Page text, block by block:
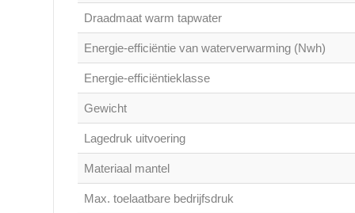
Draadmaat warm tapwater
Energie-efficiëntie van waterverwarming (Nwh)
Energie-efficiëntieklasse
Gewicht
Lagedruk uitvoering
Materiaal mantel
Max. toelaatbare bedrijfsdruk